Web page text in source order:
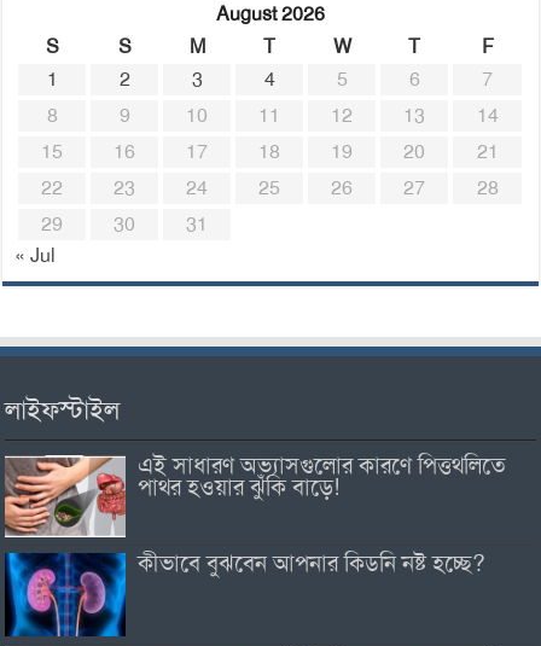
August 2026
S
S M T W T
F
1
2 3 4 5 6
7
8
9 10 11 12 13
14
15
16 17 18 19 20
21
22
23 24 25 26 27
28
29
30
31
« Jul
লাইফস্টাইল
এই সাধারণ অভ্যাসগুলোর কারণে পিত্তথলিতে
পাথর হওয়ার ঝুঁকি বাড়ে!
কীভাবে বুঝবেন আপনার কিডনি নষ্ট হচ্ছে?